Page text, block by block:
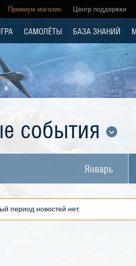
Премиум магазин Центр поддержки
САМОЛЁТЫ БАЗА ЗНАНИЙ
события
Январь
период новостей нет.